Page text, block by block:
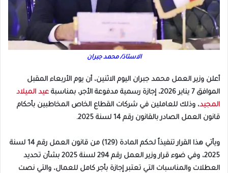
الاستاذ/ محمد جبران
​أعلن وزير العمل محمد جبران اليوم الاثنين، أن يوم الأربعاء المقبل
الموافق 7 يناير 2026، إجازة رسمية مدفوعة الأجر، بمناسبة
عيد الميلاد
المجيد، وذلك للعاملين في شركات القطاع الخاص المخاطبين بأحكام
قانون العمل الصادر بالقانون رقم 14 لسنة 2025.
ويأتي هذا القرار تنفيذاً لحكم المادة (129) من قانون العمل رقم 14 لسنة
2025، وفي ضوء قرار وزير العمل رقم 294 لسنة 2025 بشأن تحديد
العطلات والمناسبات التي تعتبر إجازة بأجر كامل للعمال، والتي نصت